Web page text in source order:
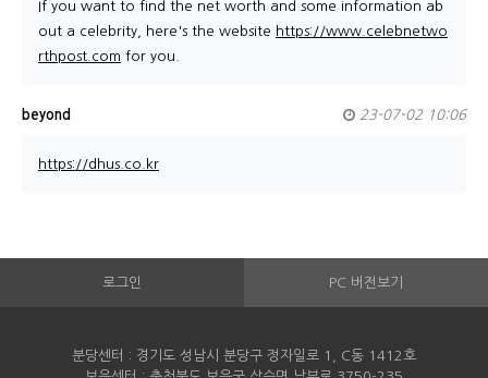
If you want to find the net worth and some information ab
out a celebrity, here's the website https://www.celebnetwo
rthpost.com for you.
beyond 23-07-02 10:06
https://dhus.co.kr
로그인 PC 버전보기
분당센터 : 경기도 성남시 분당구 정자일로 1, C동 1412호